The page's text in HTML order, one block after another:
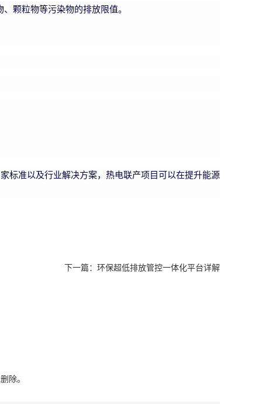
颗粒物等污染物的排放限值。
标准以及行业解决方案，热电联产项目可以在提升能源
下一篇： 环保超低排放管控一体化平台详解
除。